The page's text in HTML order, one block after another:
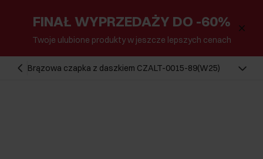
FINAŁ WYPRZEDAŻY DO -60%
Twoje ulubione produkty w jeszcze lepszych cenach
Brązowa czapka z daszkiem CZALT-0015-89(W25)